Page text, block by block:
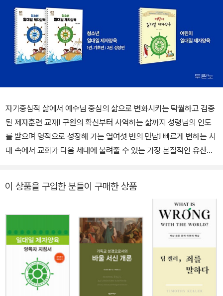
자기중심적 삶에서 예수님 중심의 삶으로 변화시키는 탁월하고 검증
된 제자훈련 교재! 구원의 확신부터 사역하는 삶까지 성령님의 인도
를 받으며 영적으로 성장해 가는 열여섯 번의 만남! 빠르게 변하는 시
대 속에서 교회가 다음 세대에 물려줄 수 있는 가장 본질적인 유산은
있는 《일대일 제자양육 성경공부》가 개정 4판으로 새롭게 출간되었
틀은 유지하면서 과마다 내용 전개를 논리적으로 조정하고 문장들을
이해하기 쉽게 바꾸었다. 또 주제마다 나눔을 할 수 있는 질문들을 추
가했으며 큐티 실습, 기도문 작성 등 실천적인 적용을 강화했다. 디자
인도 새롭게 단장했다. 제자란 자신이 삶의 주인이 아니라 예수님을
삶의 주인으로 모시고 성령님의 인도를 받으며 사는 사람이다. '일대
일 제자양육'은 예수님의 "제자를 삼으라"는 명령에 충실히 응답하고
이 상품을 구입한 분들이 구매한 상품